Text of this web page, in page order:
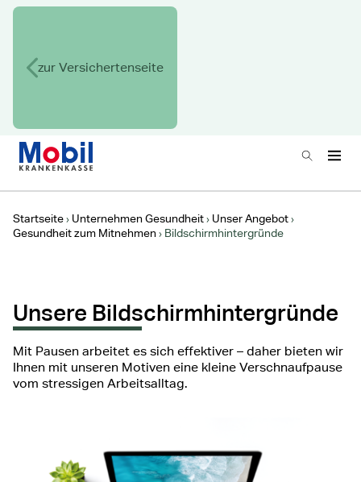
zur Versichertenseite
Hauptnavigation
Suchen
Startseite Unternehmen Gesundheit
Unser Angebot
Gesundheit zum Mitnehmen
Bildschirmhintergründe
Unsere Bildschirmhintergründe
Mit Pausen arbeitet es sich effektiver – daher bieten wir
Ihnen mit unseren Motiven eine kleine Verschnaufpause
vom stressigen Arbeitsalltag.